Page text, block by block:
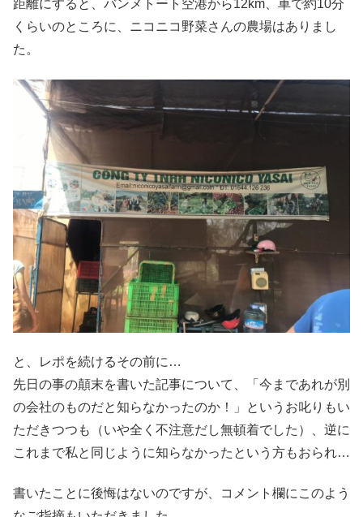
距離にすると、バンメトート空港から12km、車で約10分
くらいのところに、ニコニコ野菜さんの農場はありまし
た。
と、レポを続けるその前に…
先日の事の顛末を書いた記事について、「今まであれが別
の会社のものだと知らなかったのか！」というお叱りもい
ただきつつも（いや全く不注意だし無頓着でした）、逆に
これまで私と同じように知らなかったという方もおられ…
書いたことに後悔はないのですが、コメント欄にこのよう